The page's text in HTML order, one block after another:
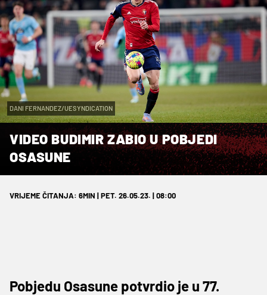
DANI FERNANDEZ/UESYNDICATION
VIDEO BUDIMIR ZABIO U POBJEDI
OSASUNE
VRIJEME ČITANJA: 6MIN | PET. 26.05.23. | 08:00
Pobjedu Osasune potvrdio je u 77.